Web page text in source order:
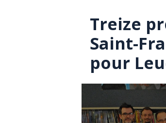
Treize
Saint-
pour